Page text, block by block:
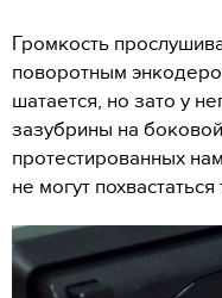
Громкость
поворотным
шатается, но зато у
зазубрины на
протестированных
не могут